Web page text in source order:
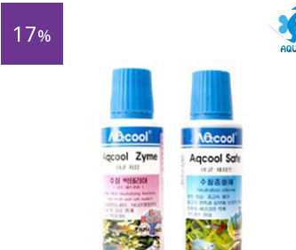
17%